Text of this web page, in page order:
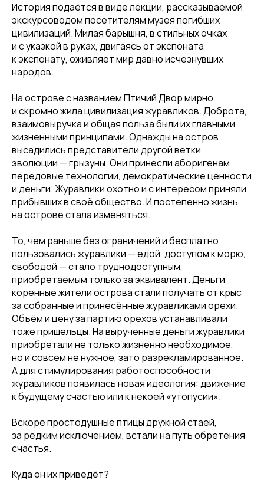
История подаётся в виде лекции, рассказываемой
экскурсоводом посетителям музея погибших
цивилизаций. Милая барышня, в стильных очках
и с указкой в руках, двигаясь от экспоната
к экспонату, оживляет мир давно исчезнувших
народов.
На острове с названием Птичий Двор мирно
и скромно жила цивилизация журавликов. Доброта,
взаимовыручка и общая польза были их главными
жизненными принципами. Однажды на остров
высадились представители другой ветки
эволюции — грызуны. Они принесли аборигенам
передовые технологии, демократические ценности
и деньги. Журавлики охотно и с интересом приняли
прибывших в своё общество. И постепенно жизнь
на острове стала изменяться.
То, чем раньше без ограничений и бесплатно
пользовались журавлики — едой, доступом к морю,
свободой — стало труднодоступным,
приобретаемым только за эквивалент. Деньги
коренные жители острова стали получать от крыс
за собранные и принесённые журавликами орехи.
Объём и цену за партию орехов устанавливали
тоже пришельцы. На вырученные деньги журавлики
приобретали не только жизненно необходимое,
но и совсем не нужное, зато разрекламированное.
А для стимулирования работоспособности
журавликов появилась новая идеология: движение
к будущему счастью или к некоей «утопусии».
Вскоре простодушные птицы дружной стаей,
за редким исключением, встали на путь обретения
счастья.
Куда он их приведёт?